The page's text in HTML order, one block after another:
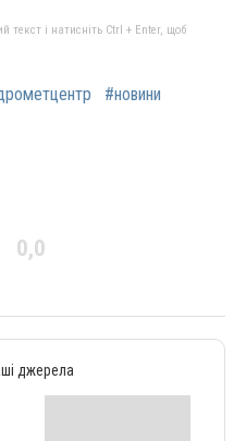
текст і натисніть Ctrl + Enter, щоб
#новини
0,0
джерела